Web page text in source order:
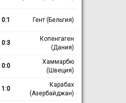
0:1 Гент (Бельгия)
0:3
Копенгаген
(Дания)
0:0
Хаммарбю
(Швеция)
1:0
Карабах
(Азербайджан)